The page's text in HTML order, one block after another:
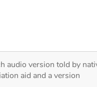
audio version told by
aid and a version